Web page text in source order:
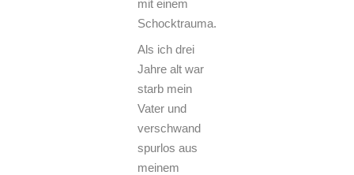
mit einem
Schocktrauma.
Als ich drei
Jahre alt war
starb mein
Vater und
verschwand
spurlos aus
meinem